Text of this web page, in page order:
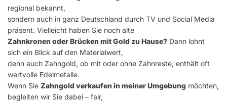
regional bekannt,
sondern auch in ganz Deutschland durch TV und Social Media
präsent. Vielleicht haben Sie noch alte
Zahnkronen oder Brücken mit Gold zu Hause? Dann lohnt
sich ein Blick auf den Materialwert,
denn auch Zahngold, ob mit oder ohne Zahnreste, enthält oft
wertvolle Edelmetalle.
Wenn Sie Zahngold verkaufen in meiner Umgebung möchten,
begleiten wir Sie dabei – fair,